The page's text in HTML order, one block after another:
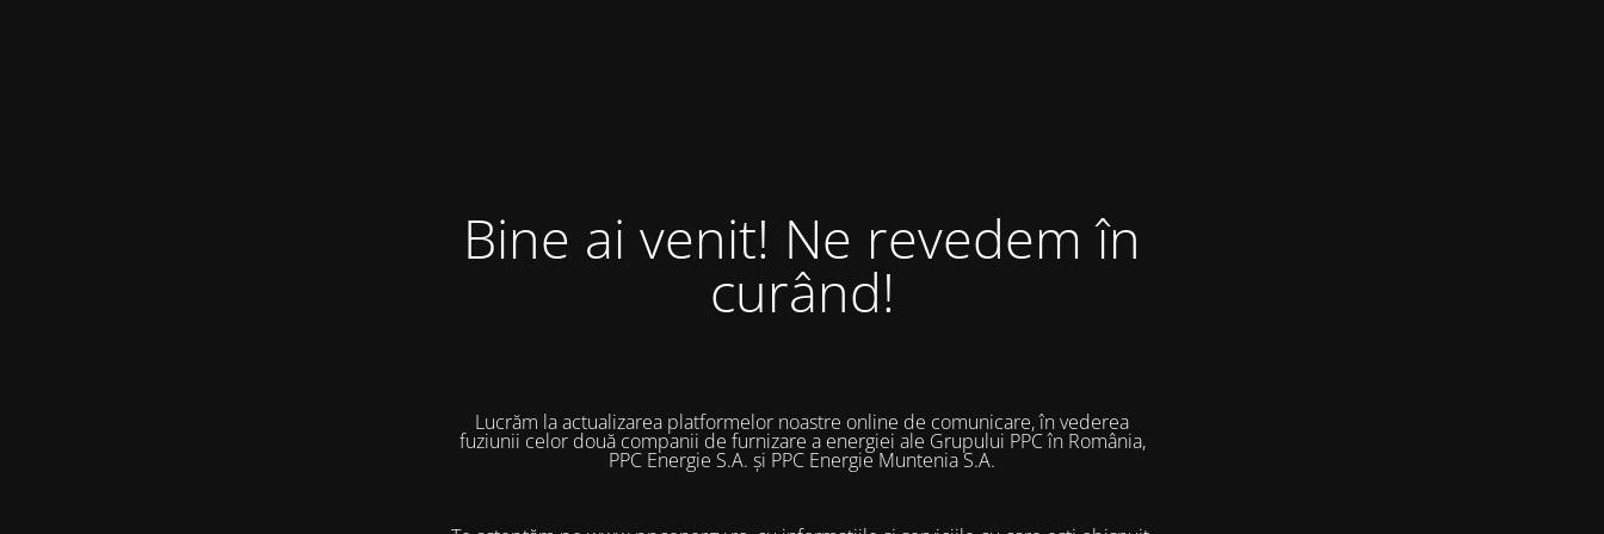
Bine ai venit! Ne revedem în
curând!
Lucrăm la actualizarea platformelor noastre online de comunicare, în vederea
fuziunii celor două companii de furnizare a energiei ale Grupului PPC în România,
PPC Energie S.A. și PPC Energie Muntenia S.A.